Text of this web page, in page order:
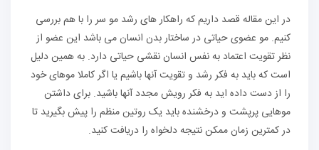
در این مقاله قصد داریم که راهکار های رشد مو سر را با هم بررسی
کنیم. مو عضوی حیاتی در ساختار بدن انسان می باشد این عضو از
نظر تقویت اعتماد به نفس انسان نقشی حیاتی دارد. به همین دلیل
است که باید به فکر رشد و تقویت آنها باشیم یا اگر کاملا موهای خود
را از دست داده اید به فکر رویش مجدد آنها باشید. برای داشتن
موهایی پرپشت و درخشنده باید یک روتین منظم را پیش بگیرید تا
در کمترین زمان ممکن نتیجه دلخواه را دریافت کنید.